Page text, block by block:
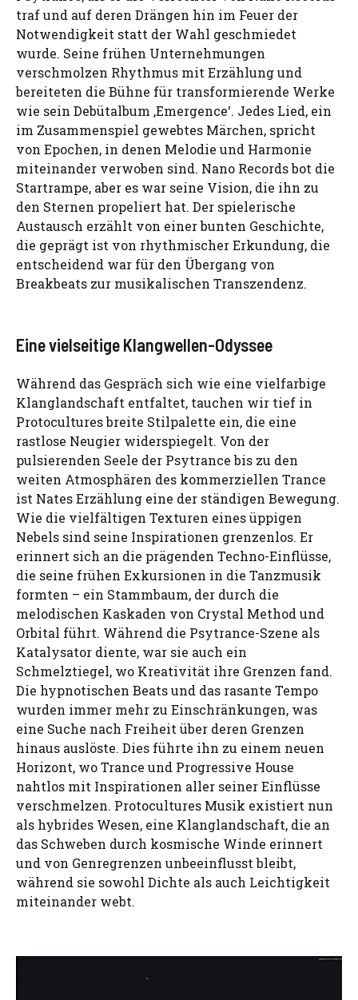
traf und auf deren Drängen hin im Feuer der
Notwendigkeit statt der Wahl geschmiedet
wurde. Seine frühen Unternehmungen
verschmolzen Rhythmus mit Erzählung und
bereiteten die Bühne für transformierende Werke
wie sein Debütalbum ‚Emergence‘. Jedes Lied, ein
im Zusammenspiel gewebtes Märchen, spricht
von Epochen, in denen Melodie und Harmonie
miteinander verwoben sind. Nano Records bot die
Startrampe, aber es war seine Vision, die ihn zu
den Sternen propeliert hat. Der spielerische
Austausch erzählt von einer bunten Geschichte,
die geprägt ist von rhythmischer Erkundung, die
entscheidend war für den Übergang von
Breakbeats zur musikalischen Transzendenz.
Eine vielseitige Klangwellen-Odyssee
Während das Gespräch sich wie eine vielfarbige
Klanglandschaft entfaltet, tauchen wir tief in
Protocultures breite Stilpalette ein, die eine
rastlose Neugier widerspiegelt. Von der
pulsierenden Seele der Psytrance bis zu den
weiten Atmosphären des kommerziellen Trance
ist Nates Erzählung eine der ständigen Bewegung.
Wie die vielfältigen Texturen eines üppigen
Nebels sind seine Inspirationen grenzenlos. Er
erinnert sich an die prägenden Techno-Einflüsse,
die seine frühen Exkursionen in die Tanzmusik
formten – ein Stammbaum, der durch die
melodischen Kaskaden von Crystal Method und
Orbital führt. Während die Psytrance-Szene als
Katalysator diente, war sie auch ein
Schmelztiegel, wo Kreativität ihre Grenzen fand.
Die hypnotischen Beats und das rasante Tempo
wurden immer mehr zu Einschränkungen, was
eine Suche nach Freiheit über deren Grenzen
hinaus auslöste. Dies führte ihn zu einem neuen
Horizont, wo Trance und Progressive House
nahtlos mit Inspirationen aller seiner Einflüsse
verschmelzen. Protocultures Musik existiert nun
als hybrides Wesen, eine Klanglandschaft, die an
das Schweben durch kosmische Winde erinnert
und von Genregrenzen unbeeinflusst bleibt,
während sie sowohl Dichte als auch Leichtigkeit
miteinander webt.